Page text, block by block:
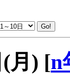
月) [n